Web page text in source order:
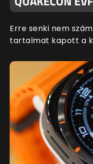
Erre senki nem
tartalmat kapott a